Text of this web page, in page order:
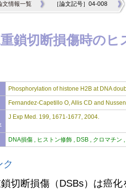
文情報一覧 ［論文記号］04-008
鎖切断損傷時の
Phosphorylation of histone H2B at DNA
Fernandez-Capetillo O, Allis CD and
J Exp Med. 199, 1671-1677, 2004.
DNA損傷 , ヒストン修飾 , DSB , クロマチン
切断損傷（DSBs）は癌化